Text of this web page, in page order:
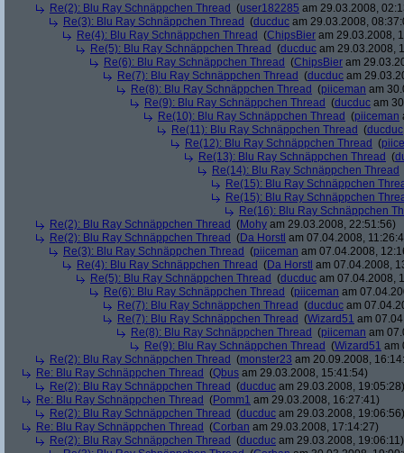
Re(2): Blu Ray Schnäppchen Thread (user182285 am 29.03.2008,
Re(3): Blu Ray Schnäppchen Thread (ducduc am 29.03.2008,
Re(4): Blu Ray Schnäppchen Thread (ChipsBier am 29.03.2008,
Re(5): Blu Ray Schnäppchen Thread (ducduc am 29.03.2008,
Re(6): Blu Ray Schnäppchen Thread (ChipsBier am
Re(7): Blu Ray Schnäppchen Thread (ducduc am
Re(8): Blu Ray Schnäppchen Thread (piiceman am
Re(9): Blu Ray Schnäppchen Thread (ducduc am
Re(10): Blu Ray Schnäppchen Thread (piiceman
Re(11): Blu Ray Schnäppchen Thread (ducduc
Re(12): Blu Ray Schnäppchen Thread (
Re(13): Blu Ray Schnäppchen Thread (
Re(14): Blu Ray Schnäppchen Thread
Re(15): Blu Ray Schnäppchen
Re(15): Blu Ray Schnäppchen
Re(16): Blu Ray Schnäppchen
Re(2): Blu Ray Schnäppchen Thread (Mohy am 29.03.2008, 22:51:56)
Re(2): Blu Ray Schnäppchen Thread (Da Horstl am 07.04.2008,
Re(3): Blu Ray Schnäppchen Thread (piiceman am 07.04.2008,
Re(4): Blu Ray Schnäppchen Thread (Da Horstl am 07.04.2008,
Re(5): Blu Ray Schnäppchen Thread (ducduc am 07.04.2008,
Re(6): Blu Ray Schnäppchen Thread (piiceman am
Re(7): Blu Ray Schnäppchen Thread (ducduc am
Re(7): Blu Ray Schnäppchen Thread (Wizard51 am
Re(8): Blu Ray Schnäppchen Thread (piiceman am
Re(9): Blu Ray Schnäppchen Thread (Wizard51 am
Re(2): Blu Ray Schnäppchen Thread (monster23 am 20.09.2008,
Re: Blu Ray Schnäppchen Thread (Qbus am 29.03.2008, 15:41:54)
Re(2): Blu Ray Schnäppchen Thread (ducduc am 29.03.2008, 19:05:28)
Re: Blu Ray Schnäppchen Thread (Pomm1 am 29.03.2008, 16:27:41)
Re(2): Blu Ray Schnäppchen Thread (ducduc am 29.03.2008, 19:06:56)
Re: Blu Ray Schnäppchen Thread (Corban am 29.03.2008, 17:14:27)
Re(2): Blu Ray Schnäppchen Thread (ducduc am 29.03.2008, 19:06:11)